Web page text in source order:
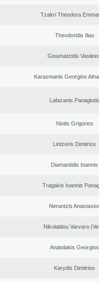
Tzakri Theodora
Theodoridis Ilias
Gioumatzidis
Karasmanis Georgios
Lafazanis Panagiotis
Niotis Grigorios
Lintzeris Dimitrios
Diamantidis Ioannis
Tragakis Ioannis
Nerantzis
Nikolaidou Varvara
Anatolakis Georgios
Karydis Dimitrios